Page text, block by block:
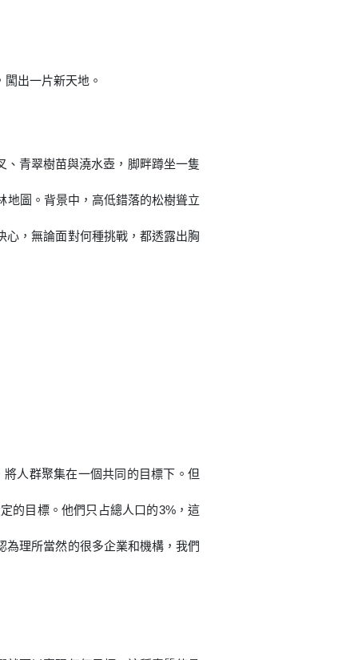
出一片新天地。
青翠樹苗與澆水壺，脚畔蹲坐一隻
地圖。背景中，高低錯落的松樹聳立
，無論面對何種挑戰，都透露出胸
人群聚集在一個共同的目標下。但
的目標。他們只占總人口的3%，這
理所當然的很多企業和機構，我們